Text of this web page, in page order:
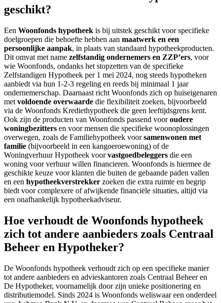
geschikt?
Een Woonfonds hypotheek is bij uitstek geschikt voor specifieke
doelgroepen die behoefte hebben aan maatwerk en een
persoonlijke aanpak, in plaats van standaard hypotheekproducten.
Dit omvat met name zelfstandig ondernemers en ZZP’ers, voor
wie Woonfonds, ondanks het stopzetten van de specifieke
Zelfstandigen Hypotheek per 1 mei 2024, nog steeds hypotheken
aanbiedt via hun 1-2-3 regeling en reeds bij minimaal 1 jaar
ondernemerschap. Daarnaast richt Woonfonds zich op huiseigenaren
met voldoende overwaarde die flexibiliteit zoeken, bijvoorbeeld
via de Woonfonds Krediethypotheek die geen leeftijdsgrens kent.
Ook zijn de producten van Woonfonds passend vooroudere
woningbezitters en voor mensen die specifieke woonoplossingen
overwegen, zoals de Familiehypotheek voorsamenwonen met
familie (bijvoorbeeld in een kangoeroewoning) of de
Woningverhuur Hypotheek voorvastgoedbeleggers die een
woning voor verhuur willen financieren. Woonfonds is hiermee de
geschikte keuze voor klanten die buiten de gebaande paden vallen
en een hypotheekverstrekker zoeken die extra ruimte en begrip
biedt voor complexere of afwijkende financiële situaties, altijd via
een onafhankelijk hypotheekadviseur.
Hoe verhoudt de Woonfonds hypotheek
zich tot andere aanbieders zoals Centraal
Beheer en Hypotheker?
De Woonfonds hypotheek verhoudt zich op een specifieke manier
tot andere aanbieders en advieskantoren zoals Centraal Beheer en
De Hypotheker, voornamelijk door zijn unieke positionering en
distributiemodel. Sinds 2024 is Woonfonds weliswaar een onderdeel